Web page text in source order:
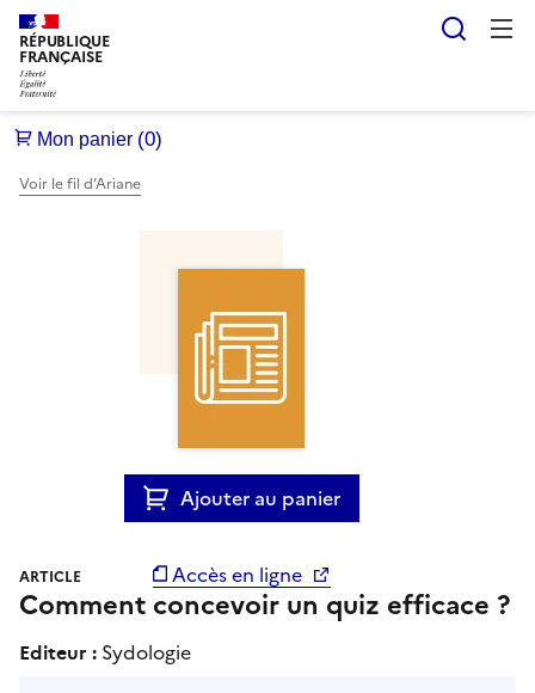
RÉPUBLIQUE
FRANÇAISE
Voir le fil d’Ariane
Ajouter au panier
Accès en ligne
ARTICLE
Comment concevoir un quiz efficace ?
Editeur : Sydologie